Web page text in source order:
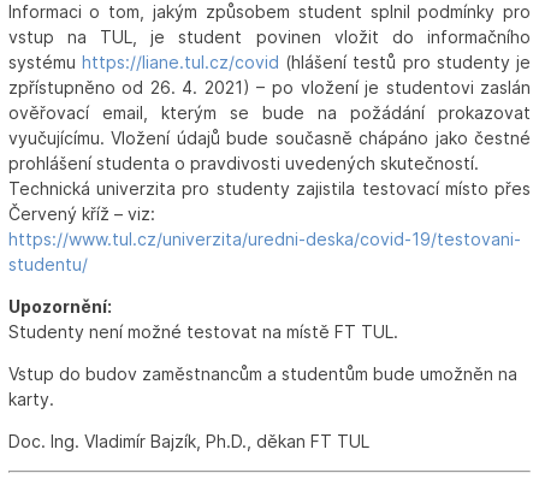
Informaci o tom, jakým způsobem student splnil podmínky pro
vstup na TUL, je student povinen vložit do informačního
systému https://liane.tul.cz/covid (hlášení testů pro studenty je
zpřístupněno od 26. 4. 2021) – po vložení je studentovi zaslán
ověřovací email, kterým se bude na požádání prokazovat
vyučujícímu. Vložení údajů bude současně chápáno jako čestné
prohlášení studenta o pravdivosti uvedených skutečností.
Technická univerzita pro studenty zajistila testovací místo přes
Červený kříž – viz:
https://www.tul.cz/univerzita/uredni-deska/covid-19/testovani-
studentu/
Upozornění:
Studenty není možné testovat na místě FT TUL.
Vstup do budov zaměstnancům a studentům bude umožněn na
karty.
Doc. Ing. Vladimír Bajzík, Ph.D., děkan FT TUL